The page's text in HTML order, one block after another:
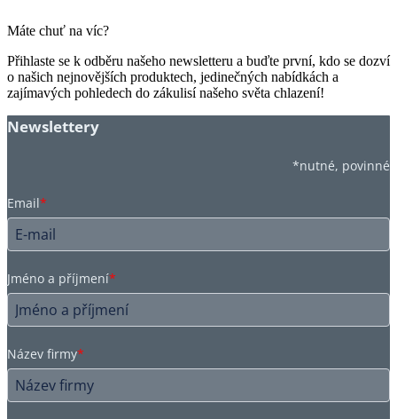
Máte chuť na víc?
Přihlaste se k odběru našeho newsletteru a buďte první, kdo se dozví
o našich nejnovějších produktech, jedinečných nabídkách a
zajímavých pohledech do zákulisí našeho světa chlazení!
Newslettery
*nutné, povinné
Email*
Jméno a příjmení*
Název firmy*